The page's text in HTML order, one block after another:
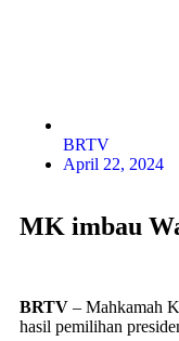
BRTV
April 22, 2024
MK imbau
BRTV – Mahkamah
hasil pemilihan